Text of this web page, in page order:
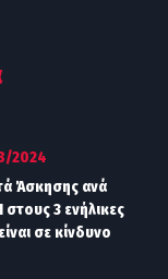
2024
Άσκησης ανά
3 ενήλικες
σε κίνδυνο